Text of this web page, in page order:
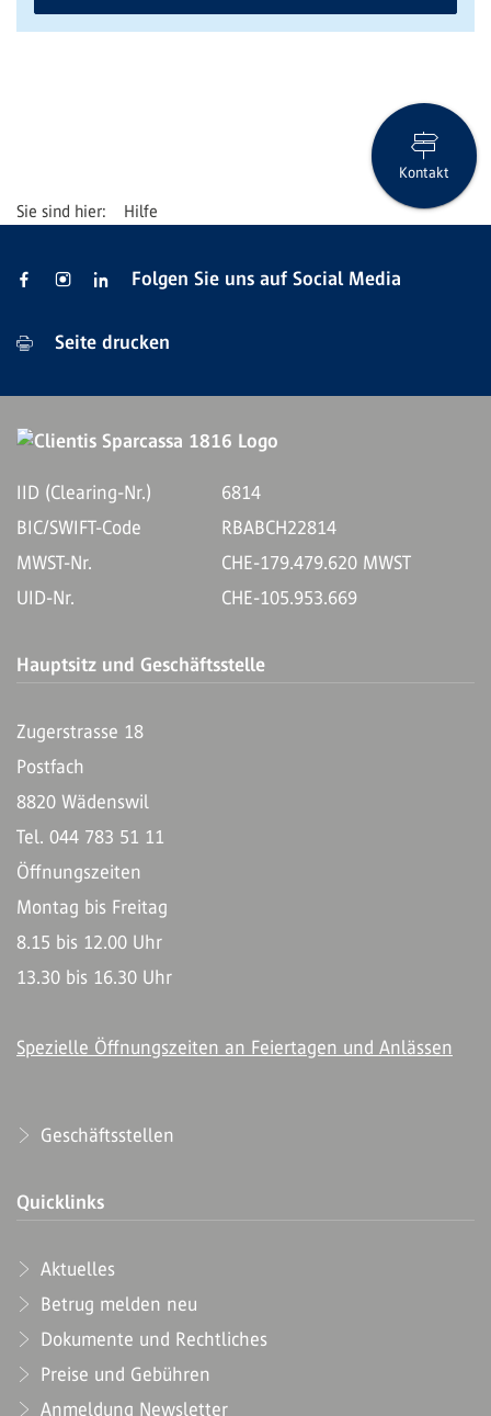
Hilfe
Kontakt
Folgen Sie uns auf Social Media
Seite drucken
IID (Clearing-Nr.)
6814
BIC/SWIFT-Code
RBABCH22814
MWST-Nr.
CHE-179.479.620 MWST
UID-Nr.
CHE-105.953.669
Hauptsitz und Geschäftsstelle
Zugerstrasse 18
Postfach
8820 Wädenswil
Tel. 044 783 51 11
Öffnungszeiten
Montag bis Freitag
8.15 bis 12.00 Uhr
13.30 bis 16.30 Uhr
Spezielle Öffnungszeiten an Feiertagen und Anlässen
Geschäftsstellen
Quicklinks
Aktuelles
Betrug melden neu
Dokumente und Rechtliches
Preise und Gebühren
Anmeldung Newsletter